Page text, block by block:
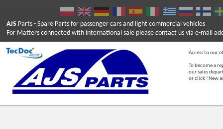
AJS Parts - Spare Parts for passenger cars and light commercial vehicles
For Matters connected with international sale please contact us via e-mail
Access to our
To become a
our sales
or click “New